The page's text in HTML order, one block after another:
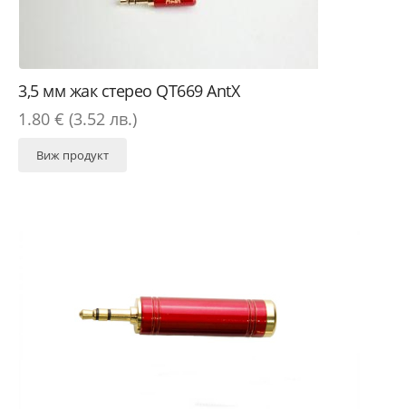
3,5 мм жак стерео QT669 AntX
1.80 € (3.52 лв.)
Виж продукт